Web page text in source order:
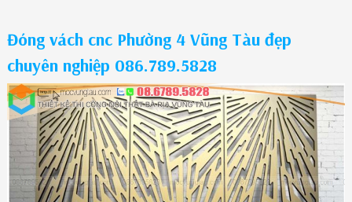
Đóng vách cnc Phường 4 Vũng Tàu đẹp
chuyên nghiệp 086.789.5828